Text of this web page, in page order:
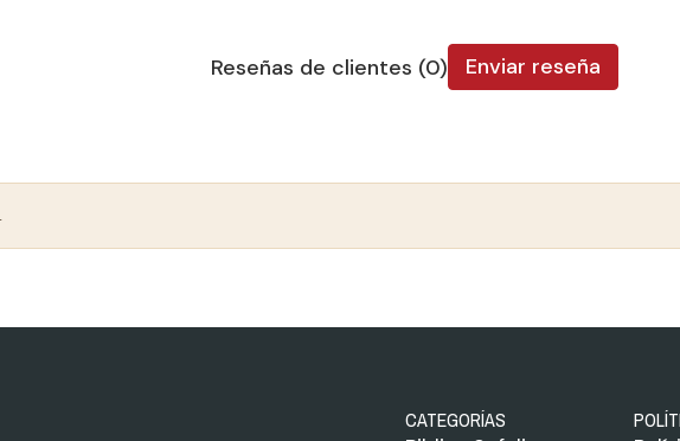
Reseñas de clientes (0) Enviar reseña
CATEGORÍAS